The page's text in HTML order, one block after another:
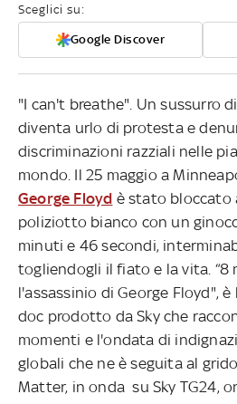
Sceglici su:
Google Discover
"I can't breathe". Un sussurro
diventa urlo di protesta e
discriminazioni razziali nelle
mondo. Il 25 maggio a
George Floyd è stato bloccato
poliziotto bianco con un
minuti e 46 secondi,
togliendogli il fiato e la vita. “8
l'assassinio di George Floyd", è
doc prodotto da Sky che
momenti e l'ondata di
globali che ne è seguita al
Matter, in onda su Sky TG24,